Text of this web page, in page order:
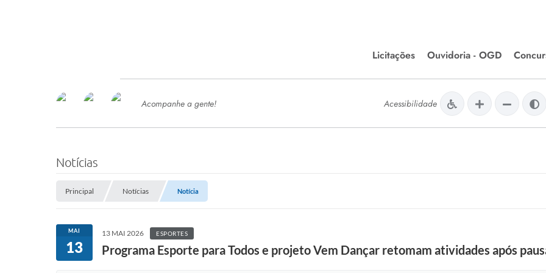
Licitações
Editais de Licitações
Chamamentos Públicos
Ouvidoria - OGD
SERVIÇOS
SEMED
Processo de Contratação -
Concursos e Processos Seletivos
Esporte
Meio Ambiente
Diário Oficial
Acompanhe a gente! Acessibilidade
Notícias
Principal Notícias Notícia
MAI
13
13 MAI 2026 ESPORTES
Programa Esporte para Todos e projeto Vem Dançar retomam atividades após